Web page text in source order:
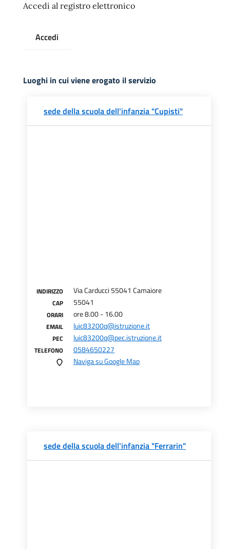
Accedi al registro elettronico
Accedi
Luoghi in cui viene erogato il servizio
sede della scuola dell'infanzia "Cupisti"
INDIRIZZO Via Carducci 55041 Camaiore
CAP 55041
ORARI ore 8.00 - 16.00
EMAIL luic83200q@istruzione.it
PEC luic83200q@pec.istruzione.it
TELEFONO
0584650227
Naviga su Google Map
sede della scuola dell'infanzia "Ferrarin"